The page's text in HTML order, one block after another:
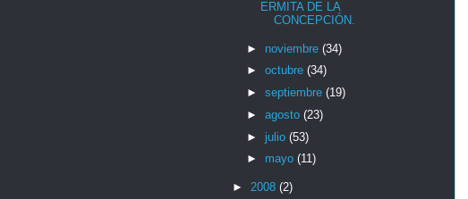
ERMITA DE LA
CONCEPCIÓN.
► noviembre (34)
► octubre (34)
► septiembre (19)
► agosto (23)
► julio (53)
► mayo (11)
► 2008 (2)